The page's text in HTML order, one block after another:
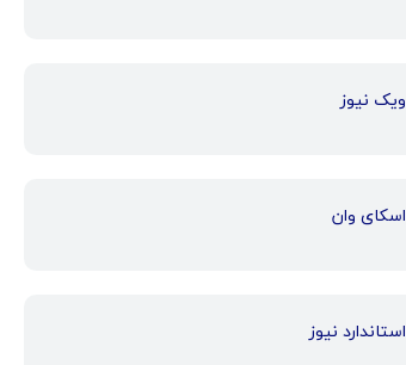
ویک نیوز
اسکای وان
استاندارد نیوز